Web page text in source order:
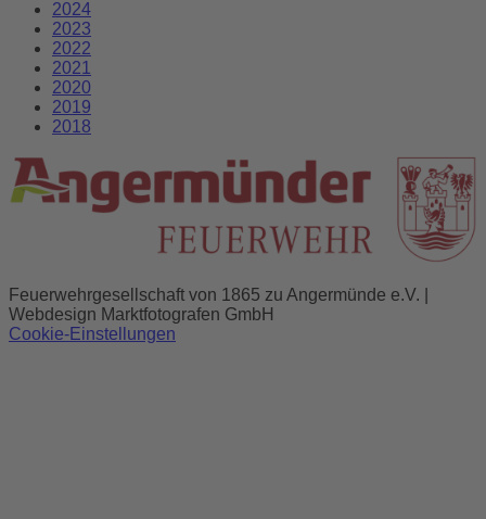
2024
2023
2022
2021
2020
2019
2018
Feuerwehrgesellschaft von 1865 zu Angermünde e.V. |
Webdesign Marktfotografen GmbH
Cookie-Einstellungen